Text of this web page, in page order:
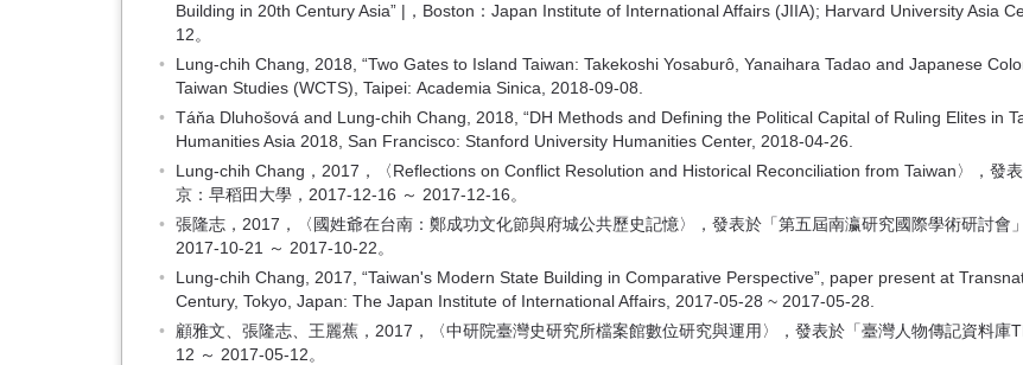
Building in 20th Century Asia” |，Boston：Japan Institute of International Affairs (JIIA); Harvard University Asia
12。
Lung-chih Chang, 2018, “Two Gates to Island Taiwan: Takekoshi Yosaburô, Yanaihara Tadao and Japanese
Taiwan Studies (WCTS), Taipei: Academia Sinica, 2018-09-08.
Táňa Dluhošová and Lung-chih Chang, 2018, “DH Methods and Defining the Political Capital of Ruling Elites in
Humanities Asia 2018, San Francisco: Stanford University Humanities Center, 2018-04-26.
Lung-chih Chang，2017，〈Reflections on Conflict Resolution and Historical Reconciliation from Taiwan〉，發
京：早稻田大學，2017-12-16 ～ 2017-12-16。
張隆志，2017，〈國姓爺在台南：鄭成功文化節與府城公共歷史記憶〉，發表於「第五屆南瀛研究國際學術研討會
2017-10-21 ～ 2017-10-22。
Lung-chih Chang, 2017, “Taiwan's Modern State Building in Comparative Perspective”, paper present at
Century, Tokyo, Japan: The Japan Institute of International Affairs, 2017-05-28 ~ 2017-05-28.
顧雅文、張隆志、王麗蕉，2017，〈中研院臺灣史研究所檔案館數位研究與運用〉，發表於「臺灣人物傳記資料
12 ～ 2017-05-12。